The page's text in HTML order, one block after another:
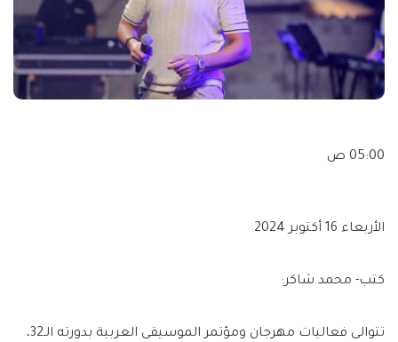
05:00 ص
الأربعاء 16 أكتوبر 2024
كتب- محمد شاكر:
تتوالى فعاليات مهرجان ومؤتمر الموسيقى العربية بدورته الـ32،